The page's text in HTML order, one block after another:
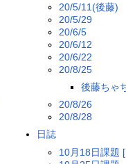
20/5/11(後藤)
20/5/29
20/6/5
20/6/12
20/6/22
20/8/25
後藤ちゃ
20/8/26
20/8/28
日誌
10月18日課題